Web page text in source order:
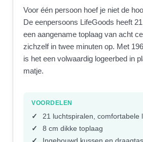
Voor één persoon hoef je niet de
De eenpersoons LifeGoods heeft
een aangename toplaag van acht
zichzelf in twee minuten op. Met
is het een volwaardig logeerbed in
matje.
VOORDELEN
21 luchtspiralen, comfortabele
8 cm dikke toplaag